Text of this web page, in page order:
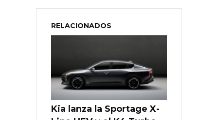
RELACIONADOS
Kia lanza la Sportage X-